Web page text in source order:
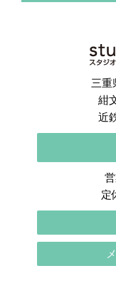
三重
紺
近
定